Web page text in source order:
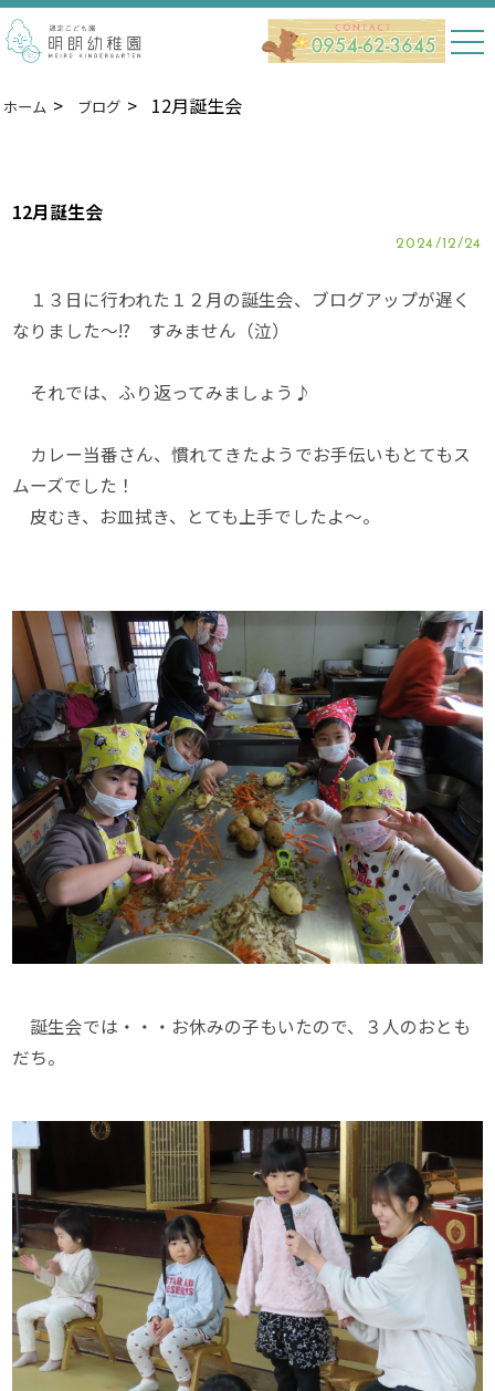
ホーム ブログ 12月誕生会
12月誕生会
2024/12/24
１３日に行われた１２月の誕生会、ブログアップが遅く
なりました～⁉ すみません（泣）
それでは、ふり返ってみましょう♪
カレー当番さん、慣れてきたようでお手伝いもとてもス
ムーズでした！
皮むき、お皿拭き、とても上手でしたよ～。
誕生会では・・・お休みの子もいたので、３人のおとも
だち。